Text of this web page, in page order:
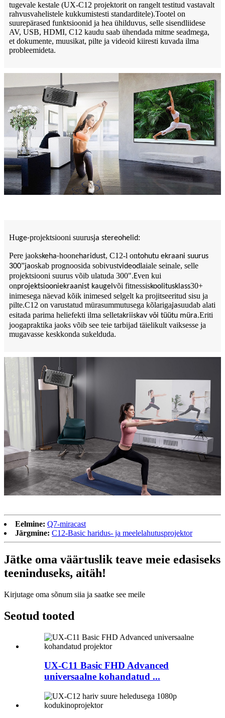
tugevale kestale (UX-C12 projektorit on rangelt testitud vastavalt
rahvusvahelistele kukkumistesti standarditele).Tootel on
suurepärased funktsioonid ja hea ühilduvus, selle sisendliidese
AV, USB, HDMI, C12 kaudu saab ühendada mitme seadmega,
et dokumente, muusikat, pilte ja videoid kiiresti kuvada ilma
probleemideta.
Huge-projektsiooni suurusja stereohelid:
Pere jaokskeha-hooneharidust, C12-l ontohutu ekraani suurus
300”jaoskab prognoosida sobivustvideodlaiale seinale, selle
projektsiooni suurus võib ulatuda 300".Even kui
onprojektsiooniekraanist kaugelvõi fitnessiskoolitusklass30+
inimesega näevad kõik inimesed selgelt ka projitseeritud sisu ja
pilte.C12 on varustatud mürasummutusega kõlarigajasuudab alati
esitada parima heliefekti ilma selletakriiskav või tüütu müra.Eriti
joogapraktika jaoks võib see teie tarbijad täielikult vaiksesse ja
mugavasse keskkonda sukelduda.
Eelmine: Q7-miracast
Järgmine: C12-Basic haridus- ja meelelahutusprojektor
Jätke oma väärtuslik teave meie edasiseks
teeninduseks, aitäh!
Kirjutage oma sõnum siia ja saatke see meile
Seotud tooted
UX-C11 Basic FHD Advanced
universaalne kohandatud ...